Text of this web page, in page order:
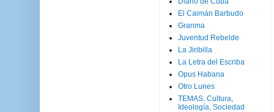
El Caimán Barbudo
Granma
Juventud Rebelde
La Jiribilla
La Letra del Escriba
Opus Habana
Otro Lunes
TEMAS. Cultura,
Ideología, Sociedad